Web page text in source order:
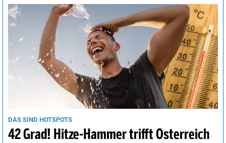
DAS SIND HOTSPOTS
42 Grad! Hitze-Hammer trifft Österreich